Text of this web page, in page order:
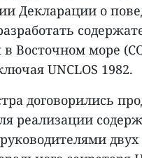
Декларации о
в Восточном море
UNCLOS 1982.
договорились
реализации
двух